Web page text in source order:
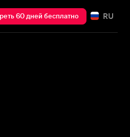
60 дней бесплатно RU